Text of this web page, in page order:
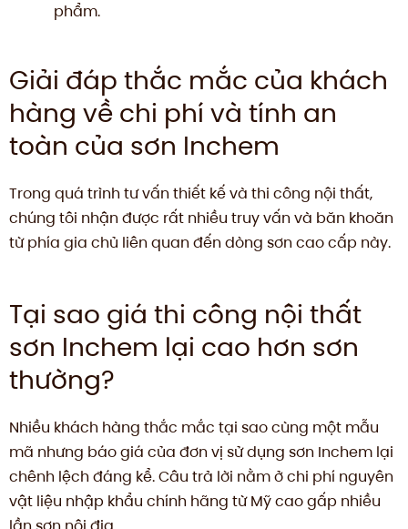
phẩm.
Giải đáp thắc mắc của khách
hàng về chi phí và tính an
toàn của sơn Inchem
Trong quá trình tư vấn thiết kế và thi công nội thất,
chúng tôi nhận được rất nhiều truy vấn và băn khoăn
từ phía gia chủ liên quan đến dòng sơn cao cấp này.
Tại sao giá thi công nội thất
sơn Inchem lại cao hơn sơn
thường?
Nhiều khách hàng thắc mắc tại sao cùng một mẫu
mã nhưng báo giá của đơn vị sử dụng sơn Inchem lại
chênh lệch đáng kể. Câu trả lời nằm ở chi phí nguyên
vật liệu nhập khẩu chính hãng từ Mỹ cao gấp nhiều